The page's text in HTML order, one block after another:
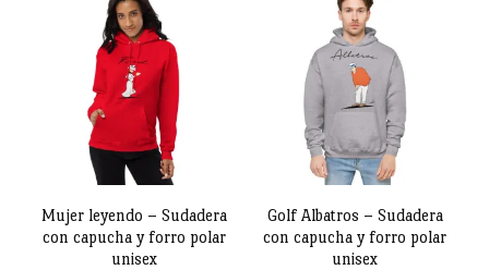
producto
múltiples
variantes.
Las
opciones
se
pueden
elegir
en
tiene
múltiples
variantes.
Las
opciones
se
pueden
elegir
Mujer leyendo – Sudadera
con capucha y forro polar
unisex
Golf Albatros – Sudadera
con capucha y forro polar
unisex